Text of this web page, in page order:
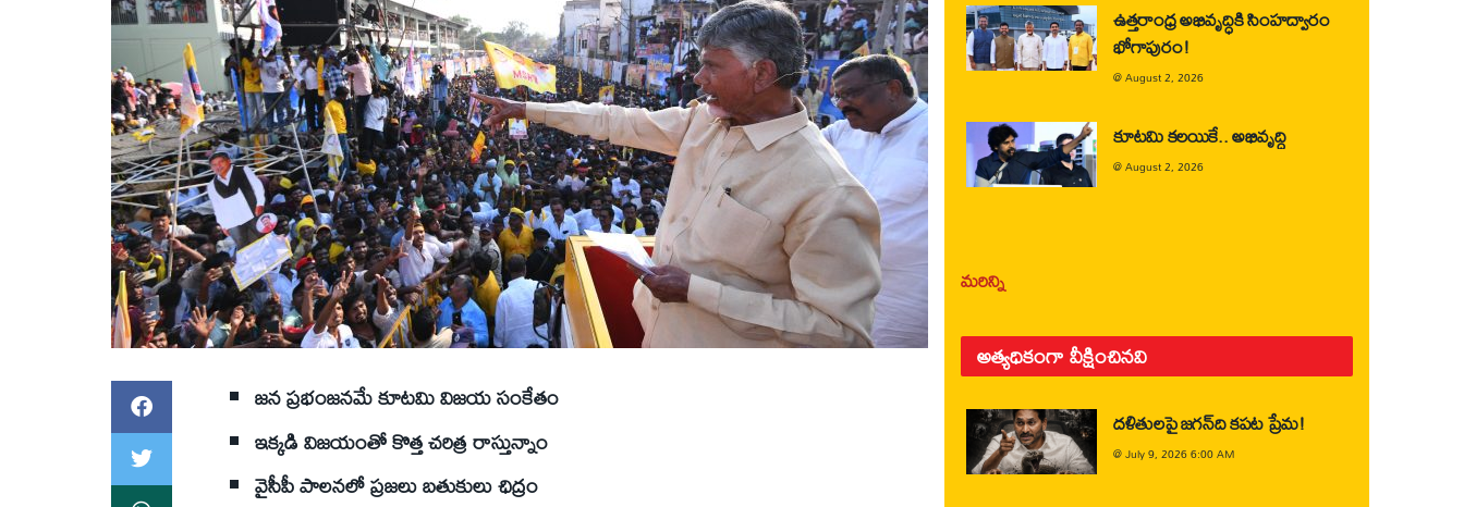
జన ప్రభంజనమే కూటమి విజయ సంకేతం
ఇక్కడి విజయంతో కొత్త చరిత్ర రాస్తున్నాం
వైసీపీ పాలనలో ప్రజలు బతుకులు ఛిద్రం
ఉత్తరాంధ్ర అభివృద్ధికి సింహద్వారం
భోగాపురం!
@August 2, 2026
కూటమి కలయికే.. అభివృద్ధి
@August 2, 2026
మరిన్ని
అత్యధికంగా వీక్షించినవి
దళితులపై జగన్‌ది కపట ప్రేమ!
@July 9, 2026 6:00 AM